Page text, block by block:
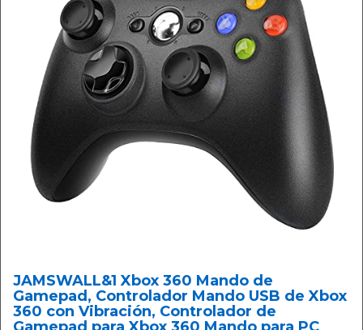
JAMSWALL&1 Xbox 360 Mando de
Gamepad, Controlador Mando USB de Xbox
360 con Vibración, Controlador de